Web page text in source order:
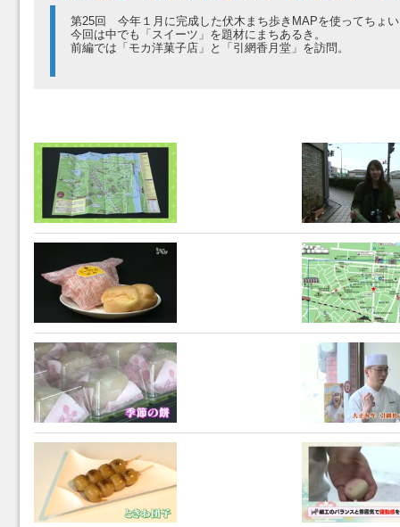
第25回 今年１月に完成した伏木まち歩きMAPを使ってちょ
今回は中でも「スイーツ」を題材にまちあるき。
前編では「モカ洋菓子店」と「引網香月堂」を訪問。